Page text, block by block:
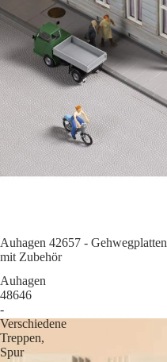
Auhagen 42657 - Gehwegplatten
mit Zubehör
Auhagen
48646
-
Verschiedene
Treppen,
Spur